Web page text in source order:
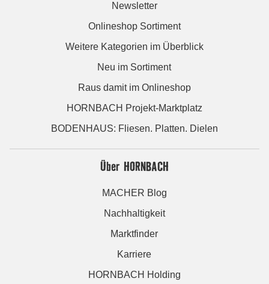
Newsletter
Onlineshop Sortiment
Weitere Kategorien im Überblick
Neu im Sortiment
Raus damit im Onlineshop
HORNBACH Projekt-Marktplatz
BODENHAUS: Fliesen. Platten. Dielen
Über HORNBACH
MACHER Blog
Nachhaltigkeit
Marktfinder
Karriere
HORNBACH Holding